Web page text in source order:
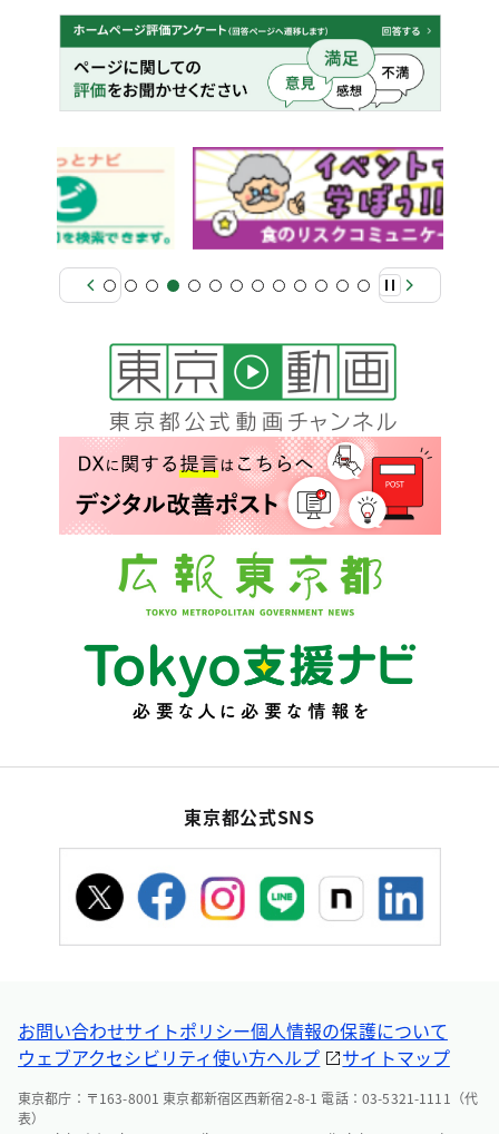
東京都公式SNS
お問い合わせサイトポリシー個人情報の保護について
ウェブアクセシビリティ使い方ヘルプ サイトマップ
東京都庁：〒163-8001 東京都新宿区西新宿2-8-1 電話：03-5321-1111（代
表）